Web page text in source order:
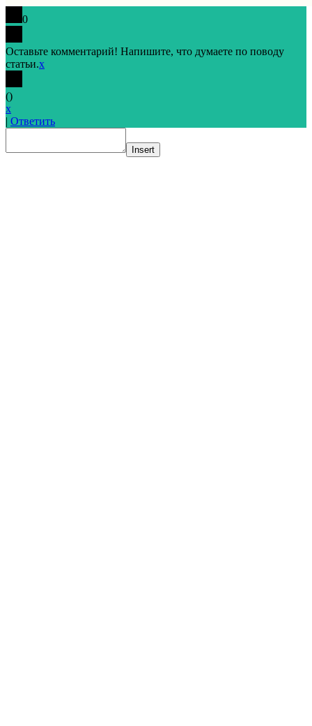
0
Оставьте комментарий! Напишите, что думаете по поводу
статьи.x
()
x
| Ответить
Insert